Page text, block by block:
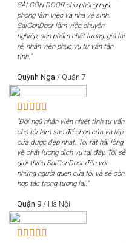
SÀI GÒN DOOR cho phòng ngủ,
phòng làm việc và nhà vệ sinh.
SaiGonDoor làm việc chuyên
nghiệp, sản phẩm chất lượng, giá lại
rẻ, nhân viên phục vụ tư vấn tận
tình."
Quỳnh Nga / Quận 7
"Đội ngũ nhân viên nhiệt tình tư vấn
cho tôi làm sao để chọn cửa và lắp
cửa được đẹp nhất. Tôi rất hài lòng
về chất lượng dịch vụ tại đây. Tôi sẽ
giới thiệu SaiGonDoor đến với
những người quen của tôi và sẽ còn
hợp tác trong tương lai."
Quận 9 / Hà Nội